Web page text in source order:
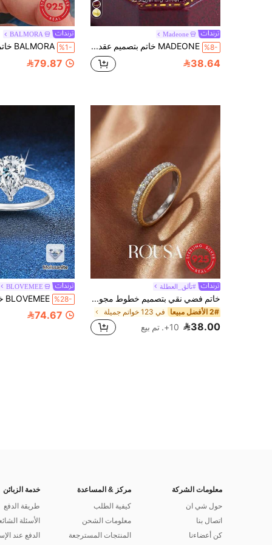
Madeone
%8- MADEONE خاتم بتصميم عقدة أنيق، مجوهرات فضة عيار 925 للنساء، هدية مجوهرات عتيقة للنساء في الصيف
38.64
BALMORA
%1-
79.87
#تألق_العطلة
خاتم فضي نقي بتصميم خطوط مجوفة للنساء، مناسب كهدية عيد الحب/عيد الميلاد/للأزواج، يمكن ارتداؤه بشكل متراكب، خاتم رفيع رومانسي DIY، هدية مجوهرات عصرية
2# الأفضل مبيعا في 123 خواتم جميلة
38.00 10+. تم بيع
BLOVEMEE
%28-
74.67
معلومات الشركة
حول شي ان
اتصال بنا
كن أعضاءنا
مركز & المساعدة
كيفية الطلب
معلومات الشحن
المنتجات المسترجعة
خدمة الزبائن
طريقة الدفع
الأسئلة
الدفع عند